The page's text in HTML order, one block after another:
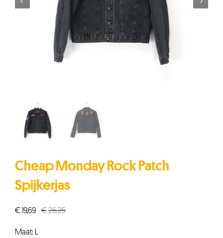
Cheap Monday Rock Patch
Spijkerjas
€26,25Oorspronkelijke
€19,69
Huidige
Maat: L